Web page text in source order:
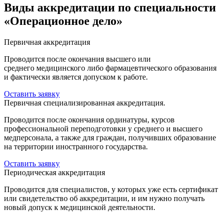
Виды аккредитации по специальности
«Операционное дело»
Первичная аккредитация
Проводится после окончания высшего или
среднего медицинского либо фармацевтического образования
и фактически является допуском к работе.
Оставить заявку
Первичная специализированная аккредитация.
Проводится после окончания ординатуры, курсов
профессиональной переподготовки у среднего и высшего
медперсонала, а также для граждан, получивших образование
на территории иностранного государства.
Оставить заявку
Периодическая аккредитация
Проводится для специалистов, у которых уже есть сертификат
или свидетельство об аккредитации, и им нужно получать
новый допуск к медицинской деятельности.